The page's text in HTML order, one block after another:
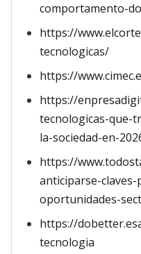
comportamento-
https://
tecnologicas/
https://
https://
tecnologicas-que-
la-sociedad-en-
https://
anticiparse-
oportunidades-
https://
tecnologia